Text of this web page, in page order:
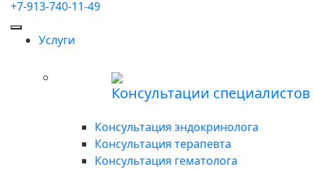
+7-913-740-11-49
Услуги
Консультации специалистов
Консультация эндокринолога
Консультация терапевта
Консультация гематолога